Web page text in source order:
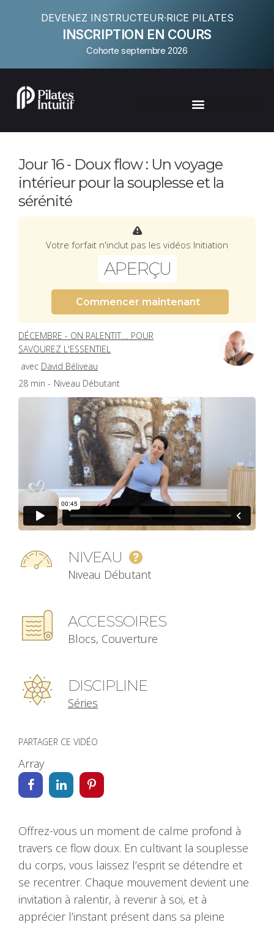
DEVENEZ INSTRUCTEUR·RICE PILATES
INSCRIPTION EN COURS
Cohorte septembre 2026
Jour 16 - Doux flow : Un voyage
intérieur pour la souplesse et la
sérénité
Votre forfait n'inclut pas les vidéos Initiation
APERÇU
Commencer maintenant
DÉCEMBRE - ON RALENTIT.... POUR
SAVOUREZ L'ESSENTIEL
avec David Béliveau
28 min - Niveau Débutant
NIVEAU
Niveau Débutant
ACCESSOIRES
Blocs, Couverture
DISCIPLINE
Séries
PARTAGER CE VIDÉO
Array
Offrez-vous un moment de calme profond à
travers ce flow doux. En cultivant la souplesse
du corps, vous laissez l’esprit se détendre et
se recentrer. Chaque mouvement devient une
invitation à ralentir, à revenir à soi, et à
apprécier l’instant présent dans sa pleine